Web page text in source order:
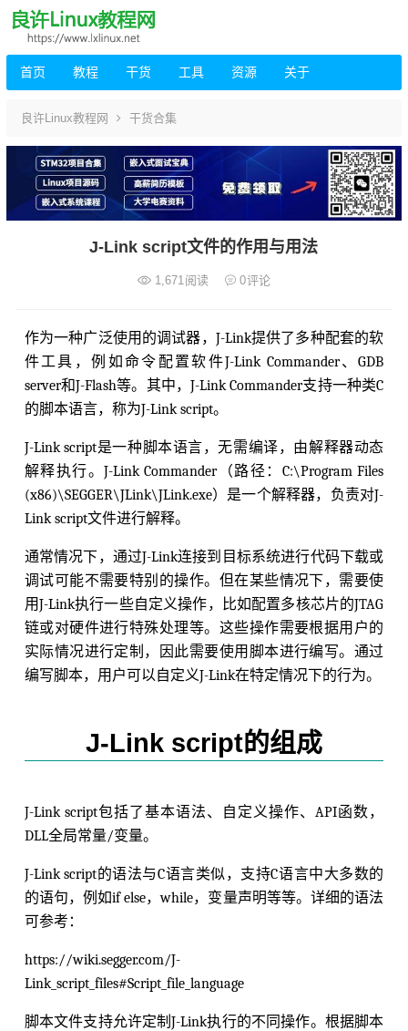
首页 教程 干货 工具 资源 关于
良许Linux教程网 干货合集
J-Link script文件的作用与用法
1,671 阅读 0评论
作为一种广泛使用的调试器，J-Link提供了多种配套的软
件工具，例如命令配置软件J-Link Commander、GDB
server和J-Flash等。其中，J-Link Commander支持一种类C
的脚本语言，称为J-Link script。
J-Link script是一种脚本语言，无需编译，由解释器动态
解释执行。J-Link Commander（路径：C:\Program Files
(x86)\SEGGER\JLink\JLink.exe）是一个解释器，负责对J-
Link script文件进行解释。
通常情况下，通过J-Link连接到目标系统进行代码下载或
调试可能不需要特别的操作。但在某些情况下，需要使
用J-Link执行一些自定义操作，比如配置多核芯片的JTAG
链或对硬件进行特殊处理等。这些操作需要根据用户的
实际情况进行定制，因此需要使用脚本进行编写。通过
编写脚本，用户可以自定义J-Link在特定情况下的行为。
J-Link script的组成
J-Link script包括了基本语法、自定义操作、API函数，
DLL全局常量/变量。
J-Link script的语法与C语言类似，支持C语言中大多数的
的语句，例如if else，while，变量声明等等。详细的语法
可参考：
https://wiki.segger.com/J-
Link_script_files#Script_file_language
脚本文件支持允许定制J-Link执行的不同操作。根据脚本